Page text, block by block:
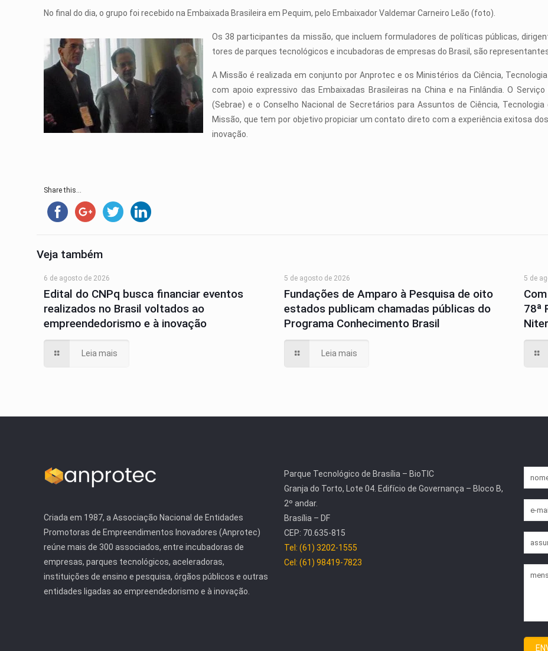
No final do dia, o grupo foi recebido na Embaixada Brasileira em Pequim, pelo Embaixador Valdemar Carneiro Leão (foto).
Os 38 participantes da missão, que incluem formu­ladores de políticas públicas,
tores de parques tecnológicos e incubadoras de empresas do Brasil, são
A Missão é realizada em conjunto por Anprotec e os Ministérios da Ciência,
com apoio expressivo das Embaixadas Brasileiras na China e na Finlândia. O
(Sebrae) e o Conselho Nacional de Secretários para Assuntos de Ciência,
Missão, que tem por objetivo propiciar um contato direto com a experiência exitosa
inovação.
Share this...
Veja também
6 de agosto de 2026
Edital do CNPq busca financiar eventos
realizados no Brasil voltados ao
empreendedorismo e à inovação
Leia mais
5 de agosto de 2026
Fundações de Amparo à Pesquisa de oito
estados publicam chamadas públicas do
Programa Conhecimento Brasil
Leia mais
5 de
78ª
Criada em 1987, a Associação Nacional de Entidades
Promotoras de Empreendimentos Inovadores (Anprotec)
reúne mais de 300 associados, entre incubadoras de
empresas, parques tecnológicos, aceleradoras,
instituições de ensino e pesquisa, órgãos públicos e outras
entidades ligadas ao empreendedorismo e à inovação.
Parque Tecnológico de Brasília – BioTIC
Granja do Torto, Lote 04. Edifício de Governança – Bloco B,
2º andar.
Brasília – DF
CEP: 70.635-815
Tel: (61) 3202-1555
Cel: (61) 98419-7823